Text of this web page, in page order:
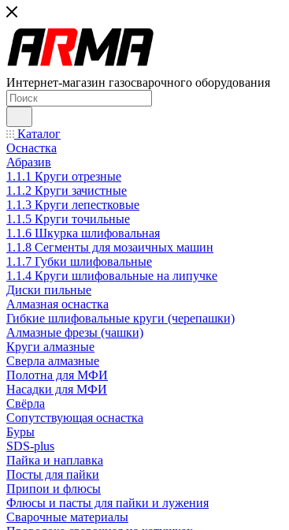
Интернет-магазин газосварочного оборудования
Каталог
Оснастка
Абразив
1.1.1 Круги отрезные
1.1.2 Круги зачистные
1.1.3 Круги лепестковые
1.1.5 Круги точильные
1.1.6 Шкурка шлифовальная
1.1.8 Сегменты для мозаичных машин
1.1.7 Губки шлифовальные
1.1.4 Круги шлифовальные на липучке
Диски пильные
Алмазная оснастка
Гибкие шлифовальные круги (черепашки)
Алмазные фрезы (чашки)
Круги алмазные
Сверла алмазные
Полотна для МФИ
Насадки для МФИ
Свёрла
Сопутствующая оснастка
Буры
SDS-plus
Пайка и наплавка
Посты для пайки
Припои и флюсы
Флюсы и пасты для пайки и лужения
Сварочные материалы